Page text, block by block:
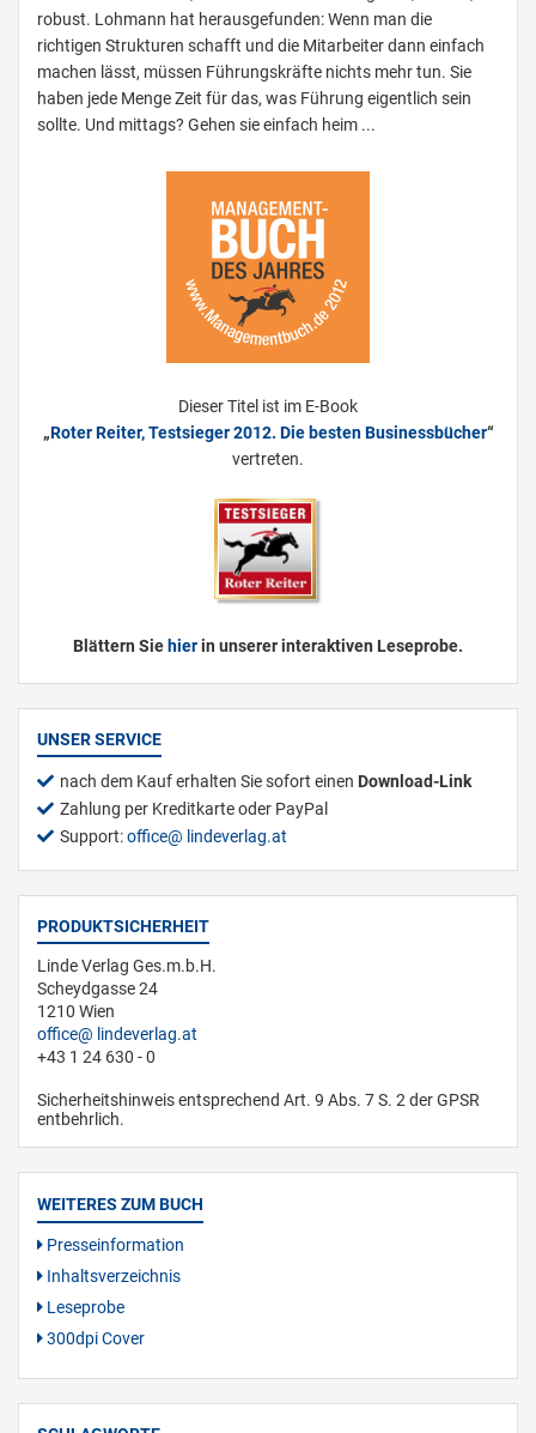
robust. Lohmann hat herausgefunden: Wenn man die
richtigen Strukturen schafft und die Mitarbeiter dann einfach
machen lässt, müssen Führungskräfte nichts mehr tun. Sie
haben jede Menge Zeit für das, was Führung eigentlich sein
sollte. Und mittags? Gehen sie einfach heim ...
Dieser Titel ist im E-Book
„Roter Reiter, Testsieger 2012. Die besten Businessbücher“
vertreten.
Blättern Sie hierin unserer interaktiven Leseprobe.
UNSER SERVICE
nach dem Kauf erhalten Sie sofort einen Download-Link
Zahlung per Kreditkarte oder PayPal
Support:office lindeverlag.at
PRODUKTSICHERHEIT
Linde Verlag Ges.m.b.H.
Scheydgasse 24
1210 Wien
office
lindeverlag.at
+43 1 24 630 - 0
Sicherheitshinweis entsprechend Art. 9 Abs. 7 S. 2 der GPSR
entbehrlich.
WEITERES ZUM BUCH
Presseinformation
Inhaltsverzeichnis
Leseprobe
300dpi Cover